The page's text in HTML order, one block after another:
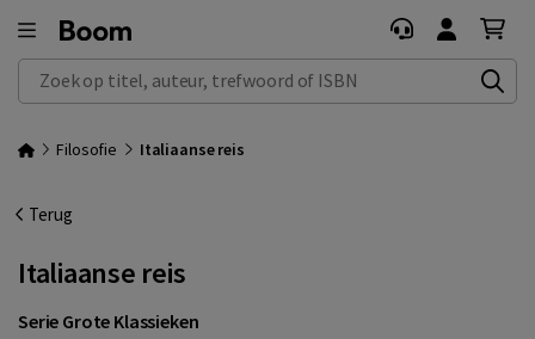
Zoek op titel, auteur, trefwoord of ISBN
Filosofie Italiaanse reis
Terug
Italiaanse reis
Serie Grote Klassieken